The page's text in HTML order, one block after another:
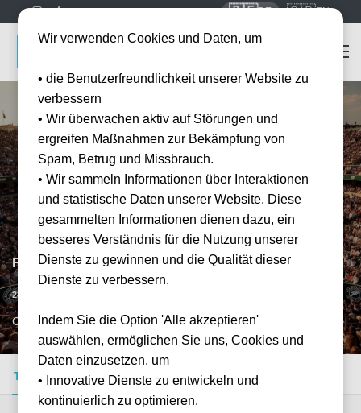
🇩🇪DE 🇬🇧EN
Roland-Garros Day 6 - 3rd Round - Day Session
28.05.2027
CDG, FR
Tickets kaufen Event-Info FAQ
Wir verwenden Cookies und Daten, um
• die Benutzerfreundlichkeit unserer Website zu
verbessern
• Wir überwachen aktiv auf Störungen und
ergreifen Maßnahmen zur Bekämpfung von
Spam, Betrug und Missbrauch.
• Wir sammeln Informationen über Interaktionen
und statistische Daten unserer Website. Diese
gesammelten Informationen dienen dazu, ein
besseres Verständnis für die Nutzung unserer
Dienste zu gewinnen und die Qualität dieser
Dienste zu verbessern.
Indem Sie die Option 'Alle akzeptieren'
auswählen, ermöglichen Sie uns, Cookies und
Daten einzusetzen, um
• Innovative Dienste zu entwickeln und
kontinuierlich zu optimieren.